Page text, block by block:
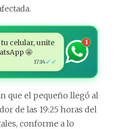
celular, unite
🤩
17:14✓✓
1
que el pequeño llegó al
de las 19:25 horas del
conforme a lo